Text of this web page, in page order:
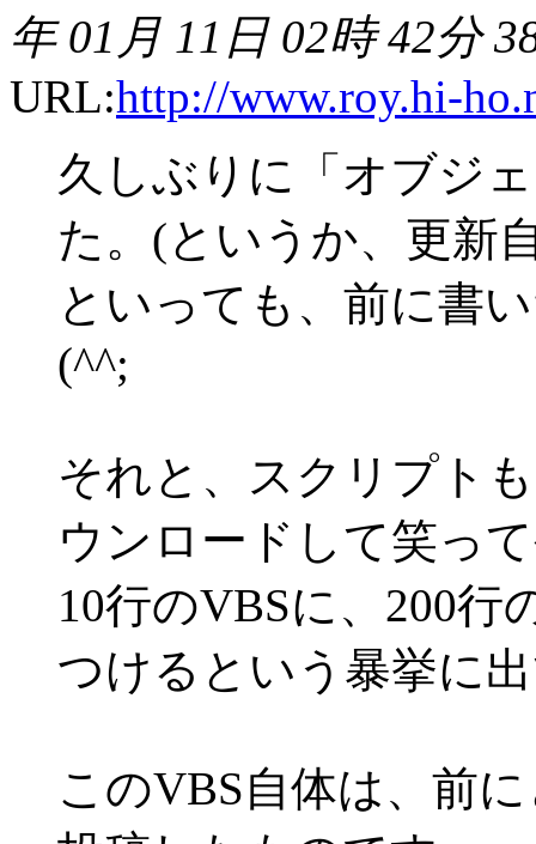
年 01月 11日 02時 42分
URL:http://www.roy.hi-
久しぶりに「オブジ
た。(というか、更新
といっても、前に書
(^^;
それと、スクリプト
ウンロードして笑っ
10行のVBSに、200行
つけるという暴挙に
このVBS自体は、前